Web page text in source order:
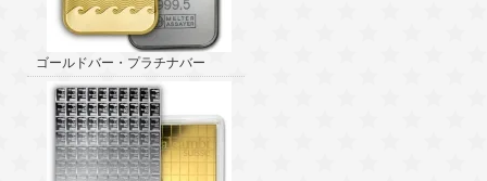
ゴールドバー・プラチナバー